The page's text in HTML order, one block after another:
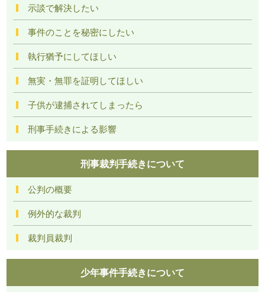
示談で解決したい
事件のことを秘密にしたい
執行猶予にしてほしい
無実・無罪を証明してほしい
子供が逮捕されてしまったら
刑事手続きによる影響
刑事裁判手続きについて
公判の概要
例外的な裁判
裁判員裁判
少年事件手続きについて